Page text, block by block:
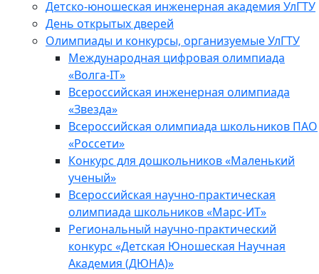
Детско-юношеская инженерная академия УлГТУ
День открытых дверей
Олимпиады и конкурсы, организуемые УлГТУ
Международная цифровая олимпиада
«Волга-IT»
Всероссийская инженерная олимпиада
«Звезда»
Всероссийская олимпиада школьников ПАО
«Россети»
Конкурс для дошкольников «Маленький
ученый»
Всероссийская научно-практическая
олимпиада школьников «Марс-ИТ»
Региональный научно-практический
конкурс «Детская Юношеская Научная
Академия (ДЮНА)»